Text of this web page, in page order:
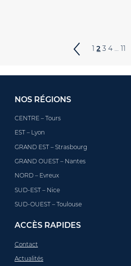
1 2 3 4 … 11
NOS RÉGIONS
CENTRE – Tours
EST – Lyon
GRAND EST – Strasbourg
GRAND OUEST – Nantes
NORD – Evreux
SUD-EST – Nice
SUD-OUEST – Toulouse
ACCÈS RAPIDES
Contact
Actualités